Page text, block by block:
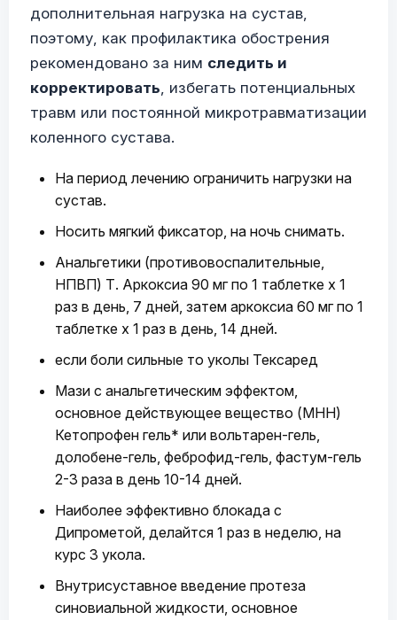
дополнительная нагрузка на сустав,
поэтому, как профилактика обострения
рекомендовано за ним следить и
корректировать, избегать потенциальных
травм или постоянной микротравматизации
коленного сустава.
На период лечению ограничить нагрузки на
сустав.
Носить мягкий фиксатор, на ночь снимать.
Анальгетики (противовоспалительные,
НПВП) Т. Аркоксиа 90 мг по 1 таблетке х 1
раз в день, 7 дней, затем аркоксиа 60 мг по 1
таблетке х 1 раз в день, 14 дней.
если боли сильные то уколы Тексаред
Мази с анальгетическим эффектом,
основное действующее вещество (МНН)
Кетопрофен гель* или вольтарен-гель,
долобене-гель, феброфид-гель, фастум-гель
2-3 раза в день 10-14 дней.
Наиболее эффективно блокада с
Дипрометой, делайтся 1 раз в неделю, на
курс 3 укола.
Внутрисуставное введение протеза
синовиальной жидкости, основное